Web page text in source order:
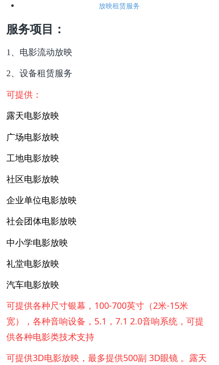
放映租赁服务
服务项目：
1、电影流动放映
2、设备租赁服务
可提供：
露天电影放映
广场电影放映
工地电影放映
社区电影放映
企业单位电影放映
社会团体电影放映
中小学电影放映
礼堂电影放映
汽车电影放映
可提供各种尺寸银幕，100-700英寸（2米-15米
宽），各种音响设备，5.1，7.1 2.0音响系统，可提
供各种电影类技术支持
可提供3D电影放映，最多提供500副 3D眼镜 。露天